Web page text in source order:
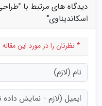
دیدگاه های مرتبط با
اسکاندیناوی"
* نظرتان را در مورد این مقاله